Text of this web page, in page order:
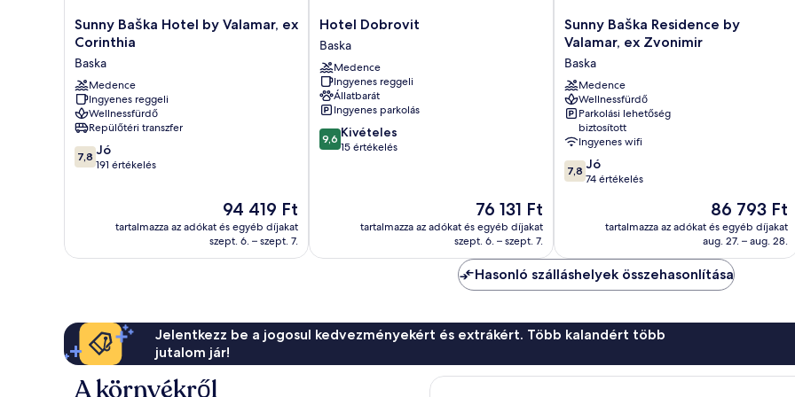
Sunny
Baška
by
Valamar,
ex
Corinthia
Baska
Sunny Baška Hotel by Valamar, ex
Corinthia
Baska
Medence
Ingyenes reggeli
Wellnessfürdő
Repülőtéri transzfer
7.8
ennyiből:
értékelés
7,8 Jó
191 értékelés
Az
ár
94 419 Ft
94 419 Ft
tartalmazza az adókat és egyéb díjakat
szept. 6. – szept. 7.
Hotel
Dobrovit
Baska
Hotel Dobrovit
Baska
Medence
Ingyenes reggeli
Állatbarát
Ingyenes parkolás
9.6
ennyiből:
9,6 Kivételes
15 értékelés
Az
ár
76 131 Ft
76 131 Ft
tartalmazza az adókat és egyéb díjakat
szept. 6. – szept. 7.
Sunny
Baška
by
Valamar,
ex
Zvonimir
Baska
Sunny Baška Residence by
Valamar, ex Zvonimir
Baska
Medence
Wellnessfürdő
Parkolási lehetőség
biztosított
Ingyenes wifi
7.8
ennyiből:
7,8 Jó
74 értékelés
Az
ár
86 793 Ft
86 793 Ft
tartalmazza az adókat és egyéb díjakat
aug. 27. – aug. 28.
Hasonló szálláshelyek összehasonlítása
Jelentkezz be a jogosul kedvezményekért és extrákért. Több kalandért több
jutalom jár!